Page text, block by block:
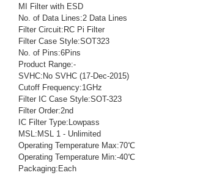
MI Filter with ESD
No. of Data Lines:2 Data Lines
Filter Circuit:RC Pi Filter
Filter Case Style:SOT323
No. of Pins:6Pins
Product Range:-
SVHC:No SVHC (17-Dec-2015)
Cutoff Frequency:1GHz
Filter IC Case Style:SOT-323
Filter Order:2nd
IC Filter Type:Lowpass
MSL:MSL 1 - Unlimited
Operating Temperature Max:70℃
Operating Temperature Min:-40℃
Packaging:Each